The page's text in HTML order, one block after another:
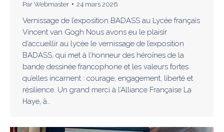
Par Webmaster 24 mars 2026
Vernissage de l’exposition BADASS au Lycée français
Vincent van Gogh Nous avons eu le plaisir
d’accueillir au lycée le vernissage de l’exposition
BADASS, qui met à l’honneur des héroïnes de la
bande dessinée francophone et les valeurs fortes
qu’elles incarnent : courage, engagement, liberté et
résilience. Un grand merci à l’Alliance Française La
Haye, à…